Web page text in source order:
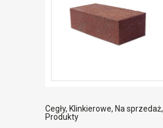
Cegły, Klinkierowe, Na sprzedaż,
Produkty